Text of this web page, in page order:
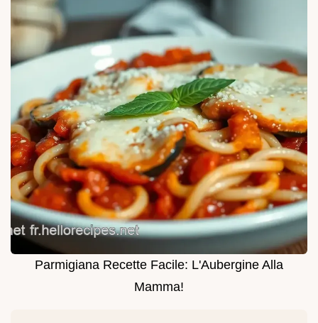
Parmigiana Recette Facile: L'Aubergine Alla
Mamma!